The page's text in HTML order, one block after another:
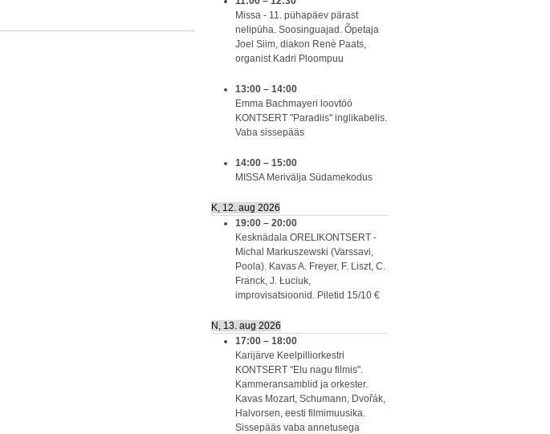
Missa - 11. pühapäev pärast
nelipüha. Soosinguajad. Õpetaja
Joel Siim, diakon Renè Paats,
organist Kadri Ploompuu
13:00 – 14:00
Emma Bachmayeri loovtöö
KONTSERT "Paradiis" inglikabelis.
Vaba sissepääs
14:00 – 15:00
MISSA Merivälja Südamekodus
K, 12. aug 2026
19:00 – 20:00
Kesknädala ORELIKONTSERT -
Michal Markuszewski (Varssavi,
Poola). Kavas A. Freyer, F. Liszt, C.
Franck, J. Łuciuk,
improvisatsioonid. Piletid 15/10 €
N, 13. aug 2026
17:00 – 18:00
Karijärve Keelpilliorkestri
KONTSERT "Elu nagu filmis".
Kammeransamblid ja orkester.
Kavas Mozart, Schumann, Dvořák,
Halvorsen, eesti filmimuusika.
Sissepääs vaba annetusega